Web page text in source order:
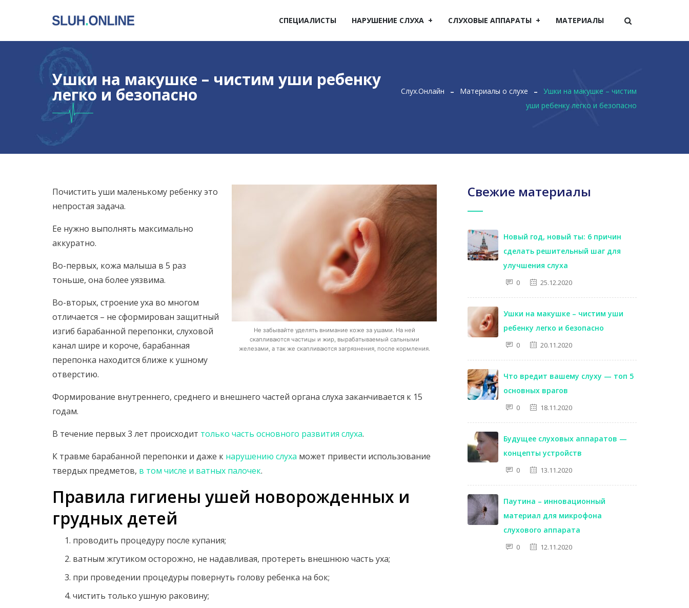
СПЕЦИАЛИСТЫ НАРУШЕНИЕ СЛУХА СЛУХОВЫЕ АППАРАТЫ МАТЕРИАЛЫ
Ушки на макушке – чистим уши ребенку
легко и безопасно Слух.Онлайн Материалы о слухе
Ушки на макушке – чистим
уши ребенку легко и безопасно
Не забывайте уделять внимание коже за ушами. На ней
скапливаются частицы и жир, вырабатываемый сальными
железами, а так же скапливаются загрязнения, после кормления.
Почистить уши маленькому ребенку это
непростая задача.
Ее нужно выполнять максимально
аккуратно.
Во-первых, кожа малыша в 5 раз
тоньше, она более уязвима.
Во-вторых, строение уха во многом
отличается – не сформирован защитный
изгиб барабанной перепонки, слуховой
канал шире и короче, барабанная
перепонка находится ближе к ушному
отверстию.
Формирование внутреннего, среднего и внешнего частей органа слуха заканчивается к 15
годам.
В течение первых 3 лет происходит только часть основного развития слуха.
К травме барабанной перепонки и даже к нарушению слуха может привести использование
твердых предметов, в том числе и ватных палочек.
Правила гигиены ушей новорожденных и
грудных детей
проводить процедуру после купания;
ватным жгутиком осторожно, не надавливая, протереть внешнюю часть уха;
при проведении процедуры повернуть голову ребенка на бок;
чистить только ушную раковину;
Свежие материалы
Новый год, новый ты: 6 причин
сделать решительный шаг для
улучшения слуха
0 25.12.2020
Ушки на макушке – чистим уши
ребенку легко и безопасно
0 20.11.2020
Что вредит вашему слуху — топ 5
основных врагов
0 18.11.2020
Будущее слуховых аппаратов —
концепты устройств
0 13.11.2020
Паутина – инновационный
материал для микрофона
слухового аппарата
0 12.11.2020